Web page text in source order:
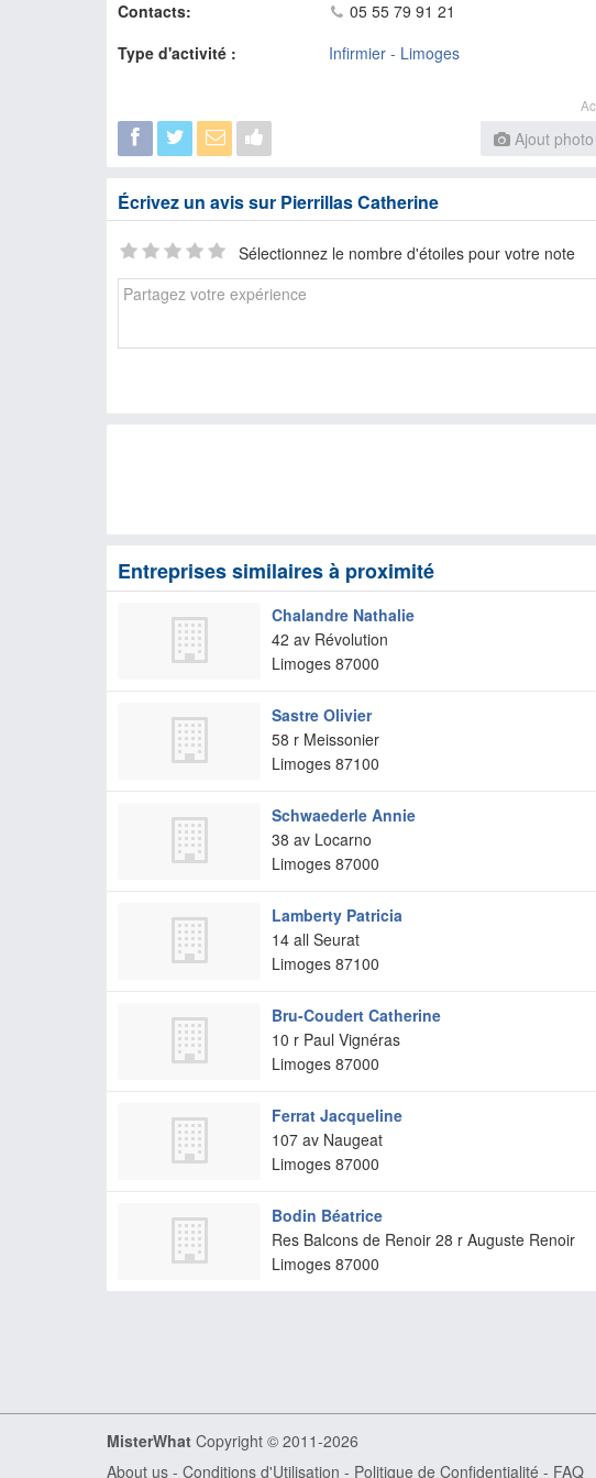
Contacts:
05 55 79 91 21
Type d'activité :
Infirmier - Limoges
Ajout photo
Écrivez un avis sur Pierrillas Catherine
Sélectionnez le nombre d'étoiles pour votre note
Entreprises similaires à proximité
Chalandre Nathalie
42 av Révolution
Limoges 87000
Sastre Olivier
58 r Meissonier
Limoges 87100
Schwaederle Annie
38 av Locarno
Limoges 87000
Lamberty Patricia
14 all Seurat
Limoges 87100
Bru-Coudert Catherine
10 r Paul Vignéras
Limoges 87000
Ferrat Jacqueline
107 av Naugeat
Limoges 87000
Bodin Béatrice
Res Balcons de Renoir 28 r Auguste Renoir
Limoges 87000
MisterWhat Copyright © 2011-2026
About us - Conditions d'Utilisation - Politique de Confidentialité - FAQ